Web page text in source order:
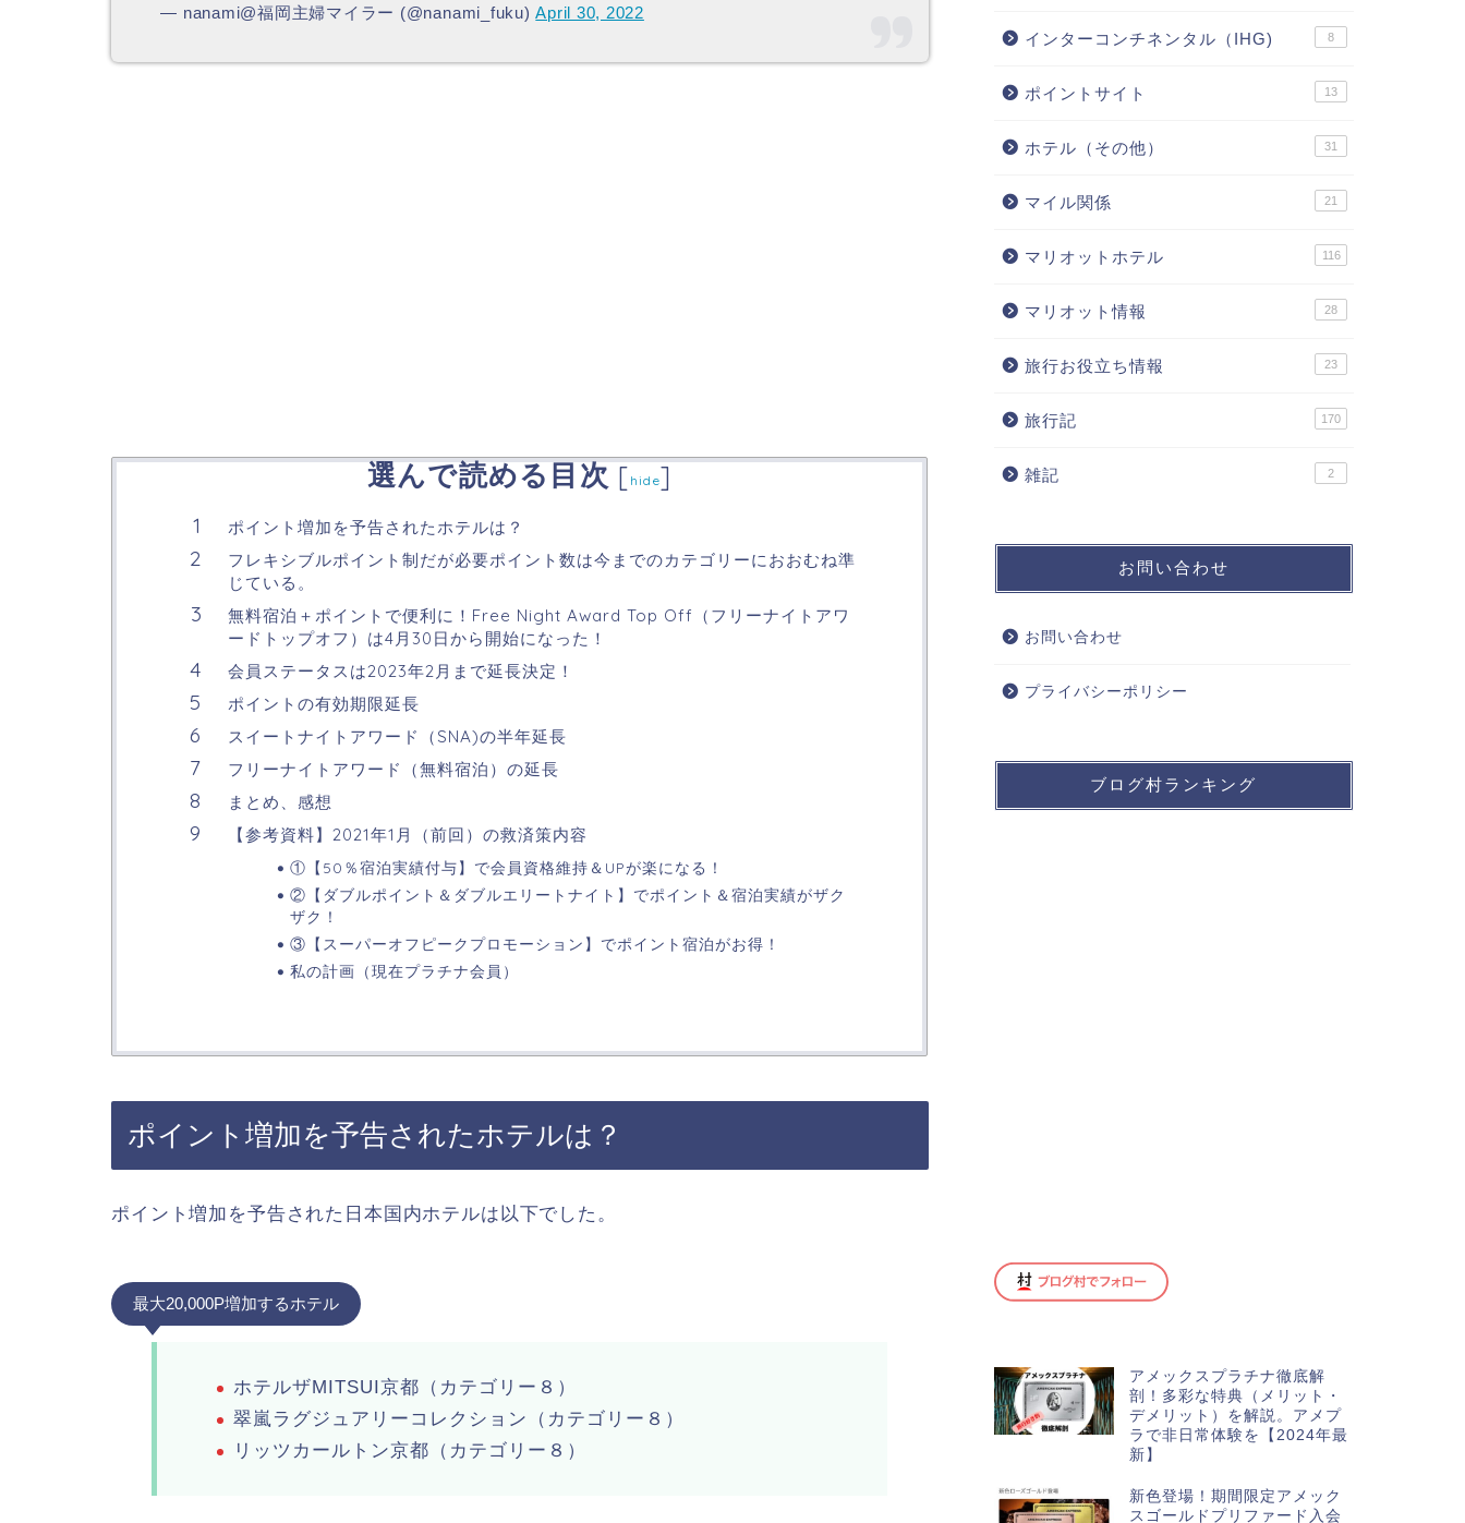
— nanami@福岡主婦マイラー (@nanami_fuku)April 30, 2022
選んで読める目次 [ hide]
ポイント増加を予告されたホテルは？
フレキシブルポイント制だが必要ポイント数は今までのカテゴリーにおおむね準
じている。
無料宿泊＋ポイントで便利に！Free Night Award Top Off（フリーナイトアワ
ードトップオフ）は4月30日から開始になった！
会員ステータスは2023年2月まで延長決定！
ポイントの有効期限延長
スイートナイトアワード（SNA)の半年延長
フリーナイトアワード（無料宿泊）の延長
まとめ、感想
【参考資料】2021年1月（前回）の救済策内容
①【50％宿泊実績付与】で会員資格維持＆UPが楽になる！
②【ダブルポイント＆ダブルエリートナイト】でポイント＆宿泊実績がザク
ザク！
③【スーパーオフピークプロモーション】でポイント宿泊がお得！
私の計画（現在プラチナ会員）
ポイント増加を予告されたホテルは？
ポイント増加を予告された日本国内ホテルは以下でした。
最大20,000P増加するホテル
ホテルザMITSUI京都（カテゴリー８）
翠嵐ラグジュアリーコレクション（カテゴリー８）
リッツカールトン京都（カテゴリー８）
インターコンチネンタル（IHG) 8
ポイントサイト 13
ホテル（その他） 31
マイル関係 21
マリオットホテル 116
マリオット情報 28
旅行お役立ち情報 23
旅行記 170
雑記 2
お問い合わせ
お問い合わせ
プライバシーポリシー
ブログ村ランキング
アメックスプラチナ徹底解
剖！多彩な特典（メリット・
デメリット）を解説。アメプ
ラで非日常体験を【2024年最
新】
新色登場！期間限定アメック
スゴールドプリファード入会